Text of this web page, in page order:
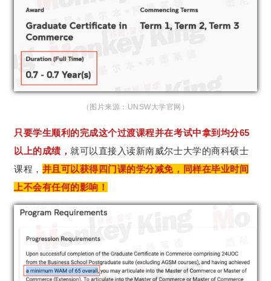
（图片来源：UNSW大学官网）
只要学生顺利的完成这个过渡课程并在考试中拿到均分65
以上的成绩，就可以直接入读新南威尔士大学的商科硕士
课程， 并且可以获得四门课的学分减免，同样在毕业时间
上不会有任何的影响！